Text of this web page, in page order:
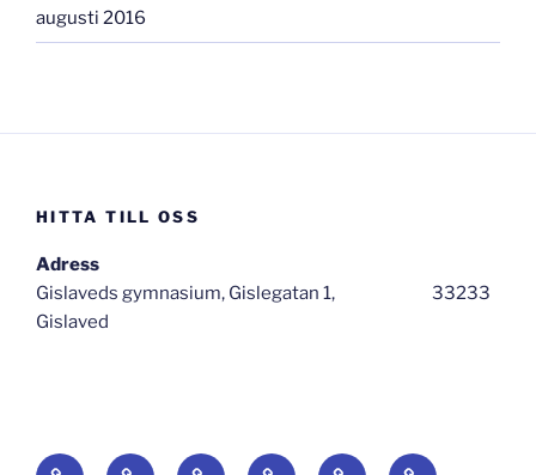
augusti 2016
HITTA TILL OSS
Adress
Gislaveds gymnasium, Gislegatan 1, 33233
Gislaved
Hem Om Aktuellt Länkar Lyssna! Vad